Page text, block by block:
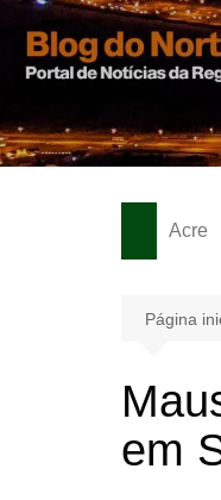
para
Acre
Página
em